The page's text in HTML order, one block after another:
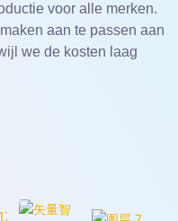
voor alle merken.
aan te passen aan
we de kosten laag